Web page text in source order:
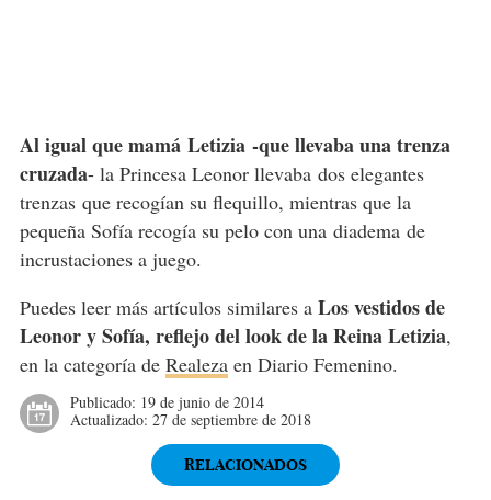
Al igual que mamá Letizia -que llevaba una trenza
cruzada- la Princesa Leonor llevaba dos elegantes
trenzas que recogían su flequillo, mientras que la
pequeña Sofía recogía su pelo con una diadema de
incrustaciones a juego.
Puedes leer más artículos similares a Los vestidos de
Leonor y Sofía, reflejo del look de la Reina Letizia,
en la categoría de Realezaen Diario Femenino.
Publicado: 19 de junio de 2014
Actualizado: 27 de septiembre de 2018
RELACIONADOS